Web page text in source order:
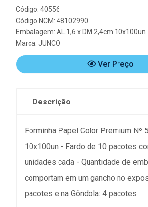
Código: 40556
Código NCM: 48102990
Embalagem: AL.1,6 x DM.2,4cm 10x100un
Marca: JUNCO
Ver Preço
Descrição
Forminha Papel Color Premium Nº
10x100un - Fardo de 10 pacotes
unidades cada - Quantidade de
comportam em um gancho no
pacotes e na Gôndola: 4 pacotes